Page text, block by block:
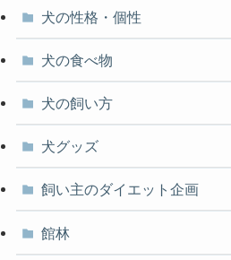
犬の性格・個性
犬の食べ物
犬の飼い方
犬グッズ
飼い主のダイエット企画
館林